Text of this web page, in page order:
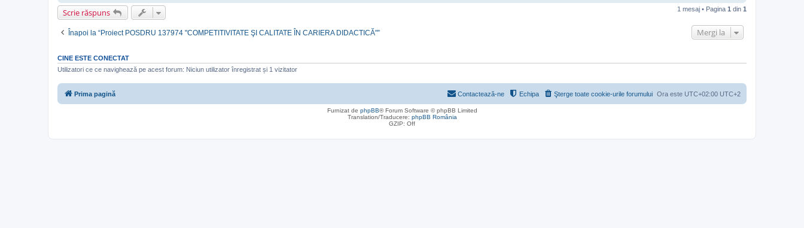
s
Scrie răspuns 1 mesaj • Pagina 1 din 1
Înapoi la “Proiect POSDRU 137974 "COMPETITIVITATE ŞI CALITATE ÎN CARIERA DIDACTICĂ"” Mergi la
CINE ESTE CONECTAT
Utilizatori ce ce navighează pe acest forum: Niciun utilizator înregistrat și 1 vizitator
Prima pagină Ora este UTC+02:00 UTC+2
Şterge toate cookie-urile forumului
Echipa
Contactează-ne
Furnizat de phpBB® Forum Software © phpBB Limited
Translation/Traducere: phpBB România
GZIP: Off